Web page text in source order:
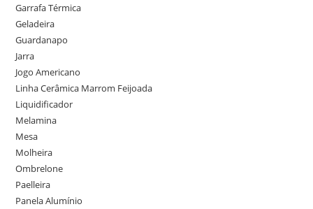
Garrafa Térmica
Geladeira
Guardanapo
Jarra
Jogo Americano
Linha Cerâmica Marrom Feijoada
Liquidificador
Melamina
Mesa
Molheira
Ombrelone
Paelleira
Panela Alumínio